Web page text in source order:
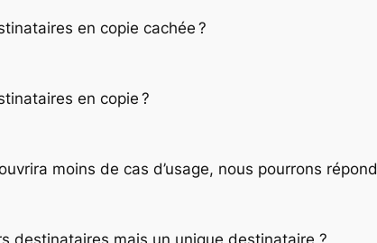
en copie cachée ?
en copie ?
moins de cas d’usage, nous pourrons
destinataires mais un unique destinataire ?